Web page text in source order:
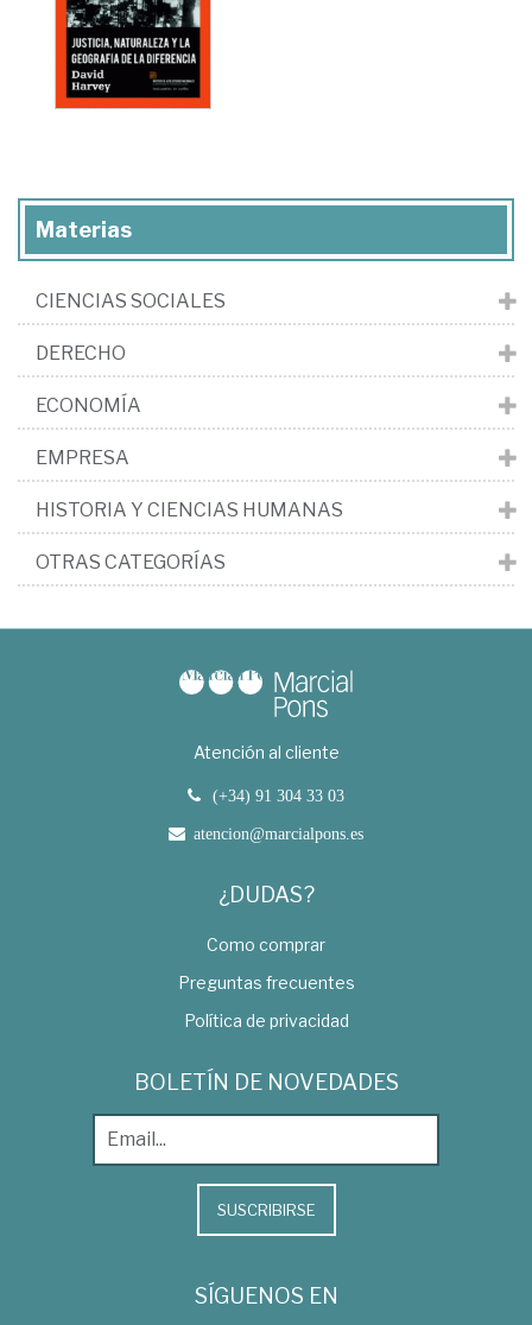
Materias
CIENCIAS SOCIALES
DERECHO
ECONOMÍA
EMPRESA
HISTORIA Y CIENCIAS HUMANAS
OTRAS CATEGORÍAS
Atención al cliente
(+34) 91 304 33 03
atencion@marcialpons.es
¿DUDAS?
Como comprar
Preguntas frecuentes
Política de privacidad
BOLETÍN DE NOVEDADES
SUSCRIBIRSE
SÍGUENOS EN